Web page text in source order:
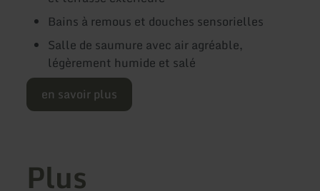
Bains à remous et douches sensorielles
Salle de saumure avec air agréable,
légèrement humide et salé
en savoir plus
Plus